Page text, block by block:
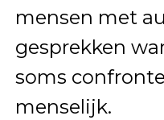
mensen met
gesprekken
soms
menselijk.